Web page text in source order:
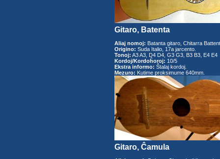
Gitaro, Batenta
Aliaj nomoj: Batanta gitaro, Chitarra
Origino: Suda Italio, 17a jarcento.
Tonoj: A3 A3, D4 D4, G3 G3, B3 B3, E4 E4
Kordoj/Kordoĥoroj: 10/5
Ekstra informo: Ŝtalaj kordoj.
Mezuro: Kutime proksimume 640mm.
Gitaro, Ĉamula